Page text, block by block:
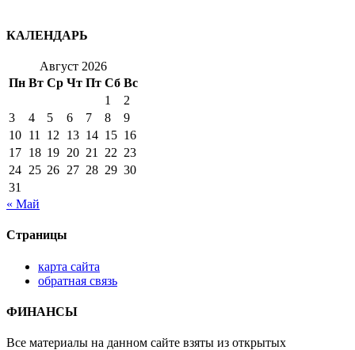
КАЛЕНДАРЬ
Август 2026
Пн Вт Ср Чт Пт Сб Вс
1
2
3
4 5 6 7 8
9
10 11 12 13 14 15 16
17 18 19 20 21 22 23
24 25 26 27 28 29 30
31
« Май
Страницы
карта сайта
обратная связь
ФИНАНСЫ
Все материалы на данном сайте взяты из открытых